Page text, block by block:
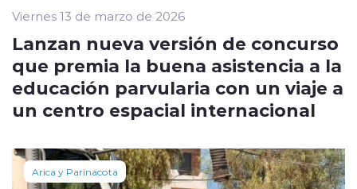
Viernes 13 de marzo de 2026
Lanzan nueva versión de concurso
que premia la buena asistencia a la
educación parvularia con un viaje a
un centro espacial internacional
Arica y Parinacota